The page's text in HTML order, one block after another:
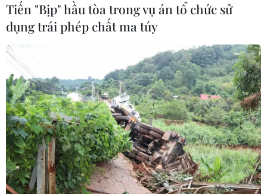
#Tiêm vaccine
#đi học trở lại
#Phòng chống dịch
#Bí thư Thành ủy Đinh Tiến Dũng
#học trực tiếp
TP. Hà Nội
Theo dõi VietnamPlus
Tiến "Bịp" hầu tòa trong vụ án tổ chức sử
dụng trái phép chất ma túy